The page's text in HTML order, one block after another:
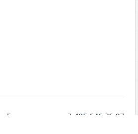
Горячая линия: +7 495 646 26 97